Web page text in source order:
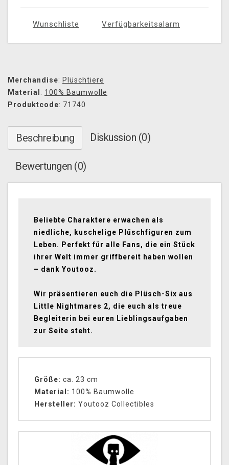
Wunschliste Verfügbarkeitsalarm
Merchandise: Plüschtiere
Material : 100% Baumwolle
Produktcode: 71740
Beschreibung Diskussion (0)
Bewertungen (0)
Beliebte Charaktere erwachen als
niedliche, kuschelige Plüschfiguren zum
Leben. Perfekt für alle Fans, die ein Stück
ihrer Welt immer griffbereit haben wollen
– dank Youtooz.
Wir präsentieren euch die Plüsch-Six aus
Little Nightmares 2, die euch als treue
Begleiterin bei euren Lieblingsaufgaben
zur Seite steht.
Größe: ca. 23 cm
Material: 100% Baumwolle
Hersteller: Youtooz Collectibles